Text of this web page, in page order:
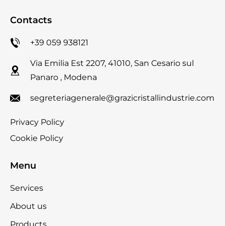
Contacts
+39 059 938121
Via Emilia Est 2207, 41010, San Cesario sul
Panaro , Modena
segreteriagenerale@grazicristallindustrie.com
Privacy Policy
Cookie Policy
Menu
Services
About us